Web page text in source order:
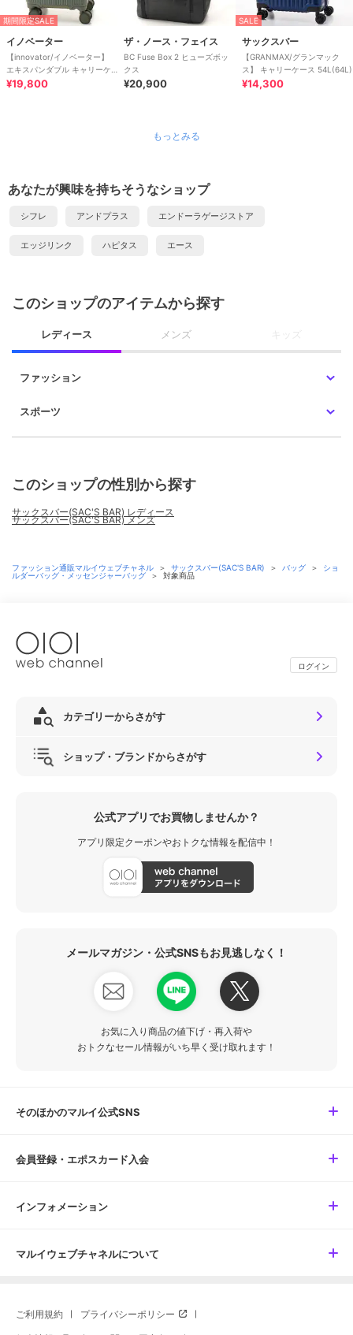
期間限定SALE
イノベーター
【innovator/イノベーター】
エキスパンダブル キャリーケ
ース 38L(43L)
¥19,800
ザ・ノース・フェイス
BC Fuse Box 2 ヒューズボッ
クス
¥20,900
SALE
サックスバー
【GRANMAX/グランマック
ス】 キャリーケース 54L(64L)
¥14,300
もっとみる
あなたが興味を持ちそうなショップ
シフレ アンドプラス エンドーラゲージストア
エッジリンク ハピタス エース
このショップのアイテムから探す
レディース メンズ キッズ
ファッション
スポーツ
このショップの性別から探す
サックスバー(SAC'S BAR) レディース
サックスバー(SAC'S BAR) メンズ
ファッション通販マルイウェブチャネル ＞ サックスバー(SAC'S BAR) ＞ バッグ ＞
ショ
ルダーバッグ・メッセンジャーバッグ
＞ 対象商品
ログイン
カテゴリーからさがす
ショップ・ブランドからさがす
公式アプリでお買物しませんか？
アプリ限定クーポンやおトクな情報を配信中！
メールマガジン・公式SNSもお見逃しなく！
お気に入り商品の値下げ・再入荷や
おトクなセール情報がいち早く受け取れます！
そのほかのマルイ公式SNS
会員登録・エポスカード入会
インフォメーション
マルイウェブチャネルについて
ご利用規約 プライバシーポリシー